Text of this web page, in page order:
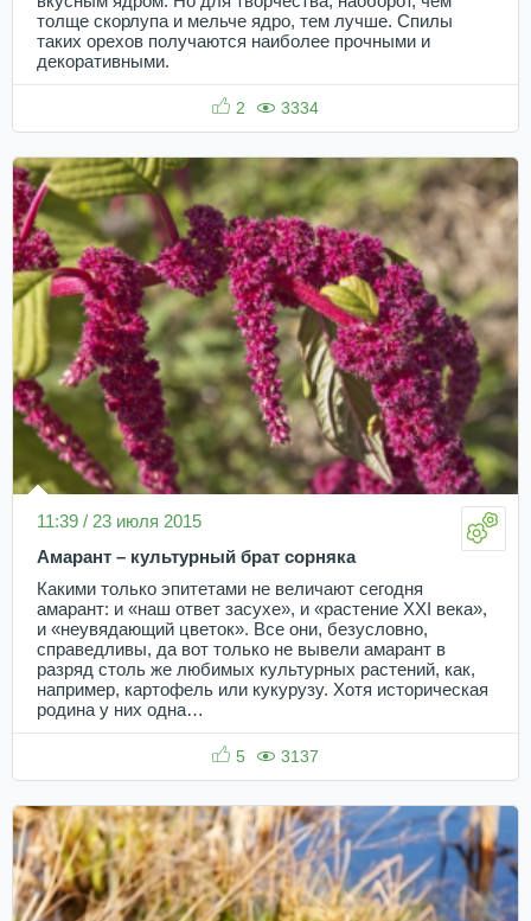
толще скорлупа и мельче ядро, тем лучше. Спилы
таких орехов получаются наиболее прочными и
декоративными.
2 3334
11:39 / 23 июля 2015
Амарант – культурный брат сорняка
Какими только эпитетами не величают сегодня
амарант: и «наш ответ засухе», и «растение XXI века»,
и «неувядающий цветок». Все они, безусловно,
справедливы, да вот только не вывели амарант в
разряд столь же любимых культурных растений, как,
например, картофель или кукурузу. Хотя историческая
родина у них одна…
5 3137